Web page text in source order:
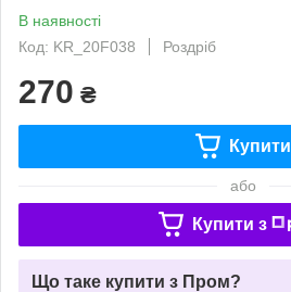
В наявності
Код: KR_20F038
Роздріб
270 ₴
Купити
або
Купити з
Що таке купити з Пром?